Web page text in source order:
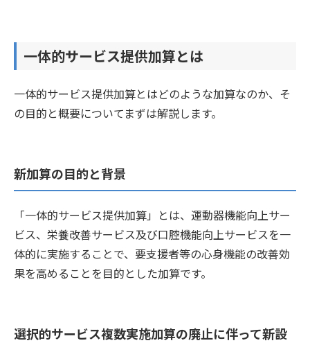
一体的サービス提供加算とは
一体的サービス提供加算とはどのような加算なのか、そ
の目的と概要についてまずは解説します。
新加算の目的と背景
「一体的サービス提供加算」とは、運動器機能向上サー
ビス、栄養改善サービス及び口腔機能向上サービスを一
体的に実施することで、要支援者等の心身機能の改善効
果を高めることを目的とした加算です。
選択的サービス複数実施加算の廃止に伴って新設